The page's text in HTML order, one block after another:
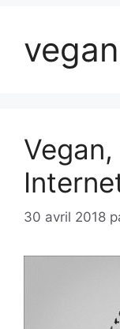
vegan
30 avril 2018